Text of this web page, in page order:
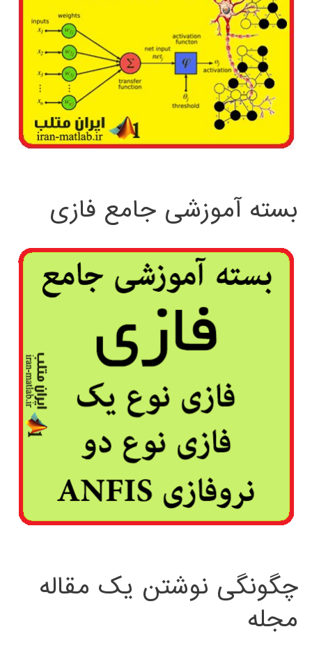
بسته آموزشی جامع فازی
چگونگی نوشتن یک مقاله
مجله